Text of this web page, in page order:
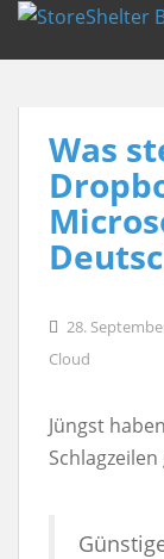
Was
28.
Cloud
Jüngst